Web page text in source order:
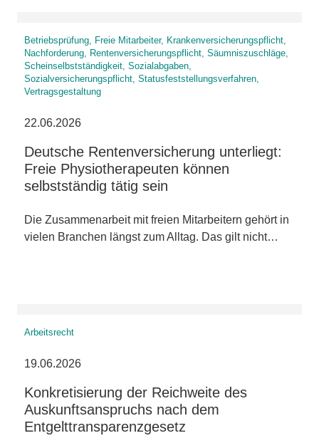
Betriebsprüfung, Freie Mitarbeiter, Krankenversicherungspflicht,
Nachforderung, Rentenversicherungspflicht, Säumniszuschläge,
Scheinselbstständigkeit, Sozialabgaben,
Sozialversicherungspflicht, Statusfeststellungsverfahren,
Vertragsgestaltung
22.06.2026
Deutsche Rentenversicherung unterliegt:
Freie Physiotherapeuten können
selbstständig tätig sein
Die Zusammenarbeit mit freien Mitarbeitern gehört in
vielen Branchen längst zum Alltag. Das gilt nicht…
Arbeitsrecht
19.06.2026
Konkretisierung der Reichweite des
Auskunftsanspruchs nach dem
Entgelttransparenzgesetz